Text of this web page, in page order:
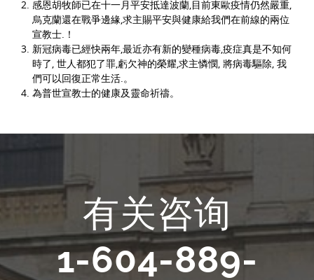
感恩胡牧師已在十一月平安抵達波蘭,目前東歐疫情仍然嚴重,
烏克蘭還在戰爭邊緣,求主賜平安與健康給我們在前線的兩位
宣教士.！
新冠病毒已經快兩年,最近亦有新的變種病毒,疫症真是不知何
時了, 世人都犯了罪,虧欠神的榮耀,求主憐憫, 將病毒驅除, 我
們可以回復正常生活.。
為普世宣教士的健康及靈命祈禱。
有关咨询
1-604-889-